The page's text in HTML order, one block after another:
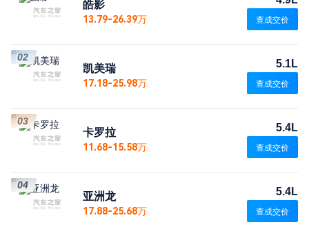
皓影
13.79-26.39万 查成交价
凯美瑞
17.18-25.98万
5.1L
查成交价
02
卡罗拉
11.68-15.58万
5.4L
查成交价
03
亚洲龙
17.88-25.68万
5.4L
查成交价
04